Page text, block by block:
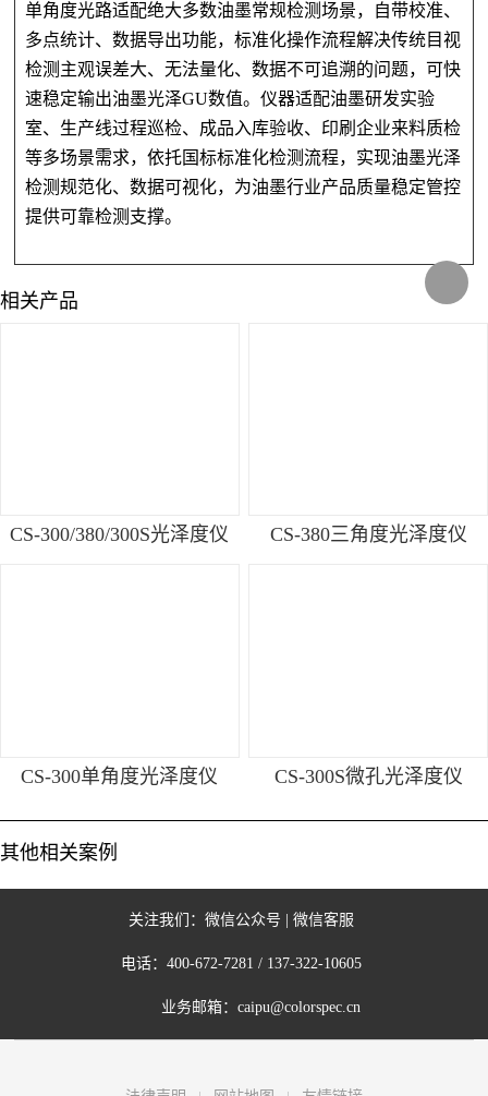
单角度光路适配绝大多数油墨常规检测场景，自带校准、
多点统计、数据导出功能，标准化操作流程解决传统目视
检测主观误差大、无法量化、数据不可追溯的问题，可快
速稳定输出油墨光泽GU数值。仪器适配油墨研发实验
室、生产线过程巡检、成品入库验收、印刷企业来料质检
等多场景需求，依托国标标准化检测流程，实现油墨光泽
检测规范化、数据可视化，为油墨行业产品质量稳定管控
提供可靠检测支撑。
相关产品
CS-300/380/300S光泽度仪 CS-380三角度光泽度仪
CS-300单角度光泽度仪 CS-300S微孔光泽度仪
其他相关案例
关注我们： 微信公众号 微信客服
电话： 400-672-7281 / 137-322-10605
业务邮箱： caipu@colorspec.cn